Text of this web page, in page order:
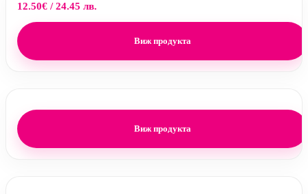
12.50€ / 24.45 лв.
Виж продукта
Виж продукта